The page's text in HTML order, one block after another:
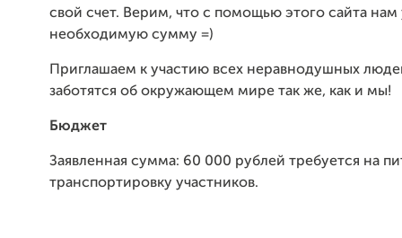
свой счет. Верим, что с помощью этого сайта нам
необходимую сумму =)
Приглашаем к участию всех неравнодушных
заботятся об окружающем мире так же, как и мы!
Бюджет
Заявленная сумма: 60 000 рублей требуется на
транспортировку участников.